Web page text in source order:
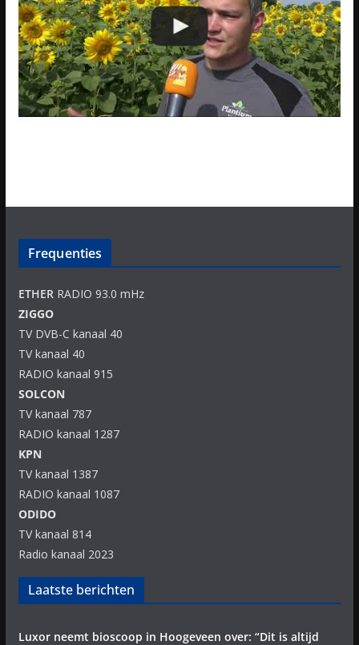
Frequenties
ETHERRADIO 93.0 mHz
ZIGGO
TV DVB-C kanaal 40
TV kanaal 40
RADIO kanaal 915
SOLCON
TV kanaal 787
RADIO kanaal 1287
KPN
TV kanaal 1387
RADIO kanaal 1087
ODIDO
TV kanaal 814
Radio kanaal 2023
Laatste berichten
Luxor neemt bioscoop in Hoogeveen over: “Dit is altijd